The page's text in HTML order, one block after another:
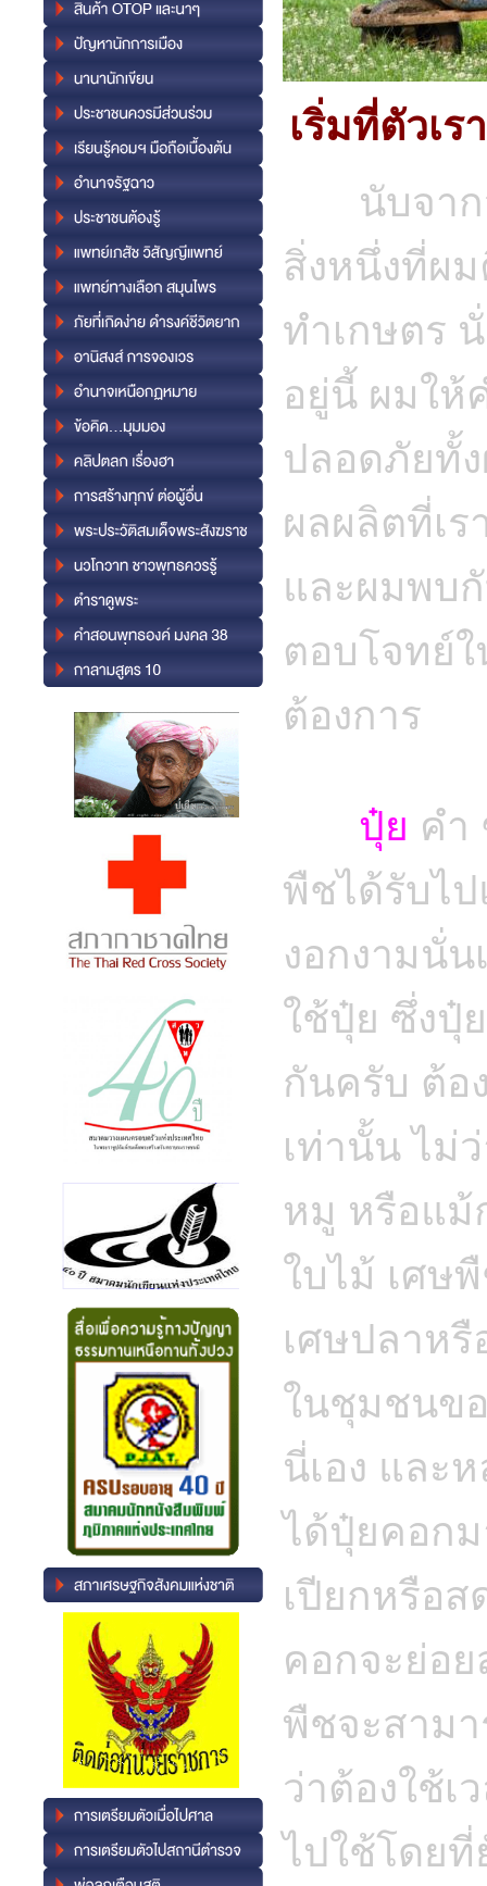
เริ่มที่ตัวเ
นับจากวั
สิ่งหนึ่งที่ผ
ทำเกษตร
อยู่นี้ ผมให้
ปลอดภัยทั้
ผลผลิตที่เร
และผมพบ
ตอบโจทย์
ต้องการ
ปุ๋ย คำ
พืชได้รับไ
งอกงามนั่น
ใช้ปุ๋ย ซึ่งปุ๋
กันครับ ต้อ
เท่านั้น ไม่
หมู หรือแม้
ใบไม้ เศษ
เศษปลาห
ในชุมชนข
นี่เอง และ
ได้ปุ๋ยคอก
เปียกหรือ
คอกจะย่อ
พืชจะสาม
ว่าต้องใช้
ไปใช้โดยที่